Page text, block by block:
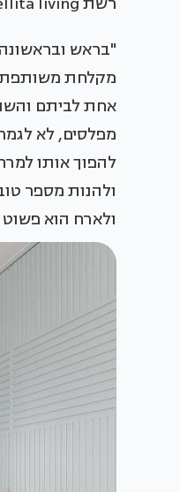
"בראש
מקלחת משותפת
אחת לביתם
מפלסים, לא
להפוך אותו
ולהנות מספר
ולארח הוא